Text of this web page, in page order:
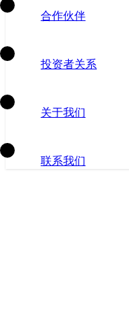
合作伙伴
投资者关系
关于我们
联系我们